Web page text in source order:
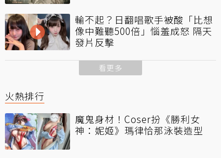
輸不起？日翻唱歌手被酸「比想
像中難聽500倍」惱羞成怒 隔天
發片反擊
看更多
火熱排行
魔鬼身材！Coser扮《勝利女
神：妮姬》瑪律恰那泳裝造型